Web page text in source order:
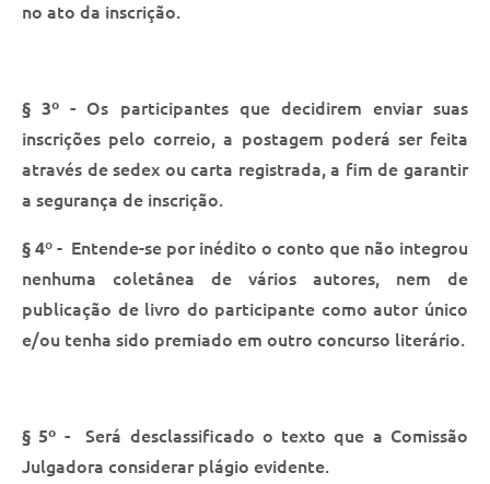
no ato da inscrição.
§ 3º - Os participantes que decidirem enviar suas
inscrições pelo correio, a postagem poderá ser feita
através de sedex ou carta registrada, a fim de garantir
a segurança de inscrição.
§ 4º - Entende-se por inédito o conto que não integrou
nenhuma coletânea de vários autores, nem de
publicação de livro do participante como autor único
e/ou tenha sido premiado em outro concurso literário.
§ 5º -
Será desclassificado o texto que a Comissão
Julgadora considerar plágio evidente.